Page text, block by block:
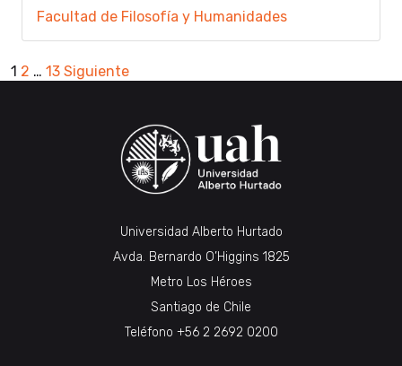
Facultad de Filosofía y Humanidades
Paginación
entradas
1 2 … 13 Siguiente
Universidad Alberto Hurtado
Avda. Bernardo O’Higgins 1825
Metro Los Héroes
Santiago de Chile
Teléfono +56 2 2692 0200